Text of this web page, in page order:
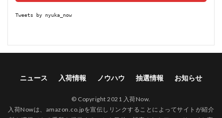
Tweets by nyuka_now
ニュース 入荷情報 ノウハウ 抽選情報 お知らせ
© Copyright 2021 入荷Now.
入荷Nowは、amazon.co.jpを宣伝しリンクすることによってサイトが紹介